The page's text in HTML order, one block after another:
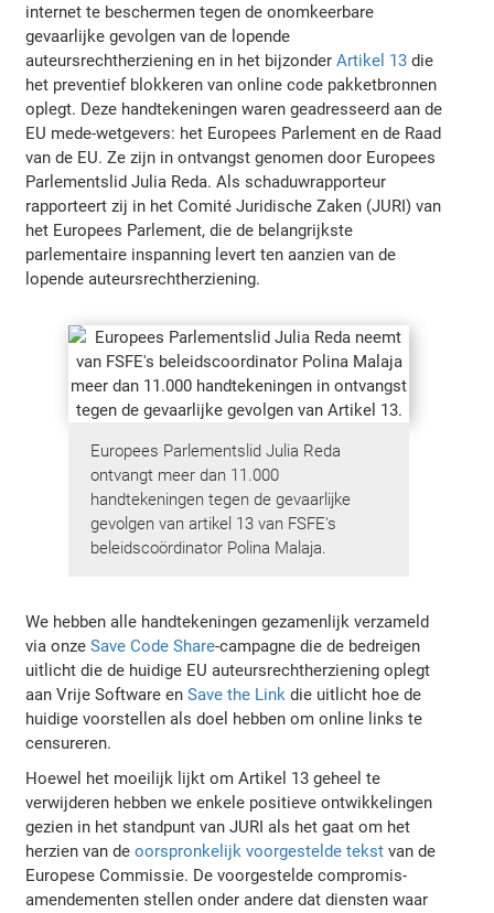
internet te beschermen tegen de onomkeerbare
gevaarlijke gevolgen van de lopende
auteursrechtherziening en in het bijzonderArtikel 13 die
het preventief blokkeren van online code pakketbronnen
oplegt. Deze handtekeningen waren geadresseerd aan de
EU mede-wetgevers: het Europees Parlement en de Raad
van de EU. Ze zijn in ontvangst genomen door Europees
Parlementslid Julia Reda. Als schaduwrapporteur
rapporteert zij in het Comité Juridische Zaken (JURI) van
het Europees Parlement, die de belangrijkste
parlementaire inspanning levert ten aanzien van de
lopende auteursrechtherziening.
Europees Parlementslid Julia Reda
ontvangt meer dan 11.000
handtekeningen tegen de gevaarlijke
gevolgen van artikel 13 van FSFE's
beleidscoördinator Polina Malaja.
We hebben alle handtekeningen gezamenlijk verzameld
via onzeSave Code Share-campagne die de bedreigen
uitlicht die de huidige EU auteursrechtherziening oplegt
aan Vrije Software enSave the Link die uitlicht hoe de
huidige voorstellen als doel hebben om online links te
censureren.
Hoewel het moeilijk lijkt om Artikel 13 geheel te
verwijderen hebben we enkele positieve ontwikkelingen
gezien in het standpunt van JURI als het gaat om het
herzien van deoorspronkelijk voorgestelde tekst van de
Europese Commissie. De voorgestelde compromis-
amendementen stellen onder andere dat diensten waar